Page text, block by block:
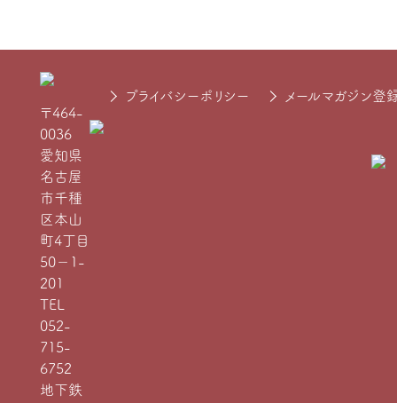
〒464-
0036
愛知県
名古屋
市千種
区本山
町4丁目
50−1-
201
TEL
052-
715-
6752
地下鉄
プライバシーポリシー メールマガジン登